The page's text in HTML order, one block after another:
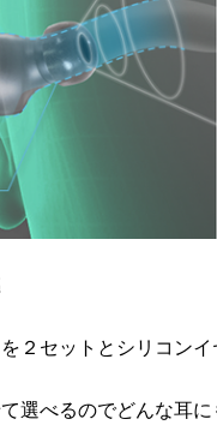
２セットとシリコンイ
選べるのでどんな耳